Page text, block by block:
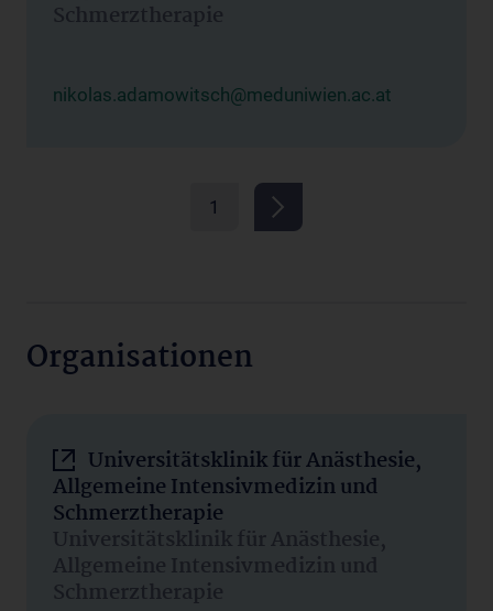
Schmerztherapie
nikolas.adamowitsch@meduniwien.ac.at
1
Organisationen
Universitätsklinik für Anästhesie,
Allgemeine Intensivmedizin und
Schmerztherapie
Universitätsklinik für Anästhesie,
Allgemeine Intensivmedizin und
Schmerztherapie